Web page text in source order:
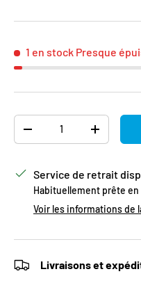
1 en stock Presque
DIMINUER LA QUANTITÉ
Service de retrait
Habituellement prête
Voir les informations de
Livraisons et